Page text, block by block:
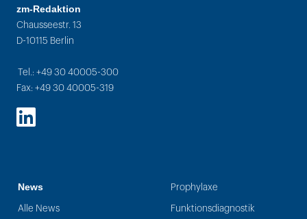
zm-Redaktion
Chausseestr. 13
D-10115 Berlin
Tel.: +49 30 40005-300
Fax: +49 30 40005-319
LinkedIn
News
Alle News
Prophylaxe
Funktionsdiagnostik